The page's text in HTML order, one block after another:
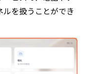
を扱うことができ